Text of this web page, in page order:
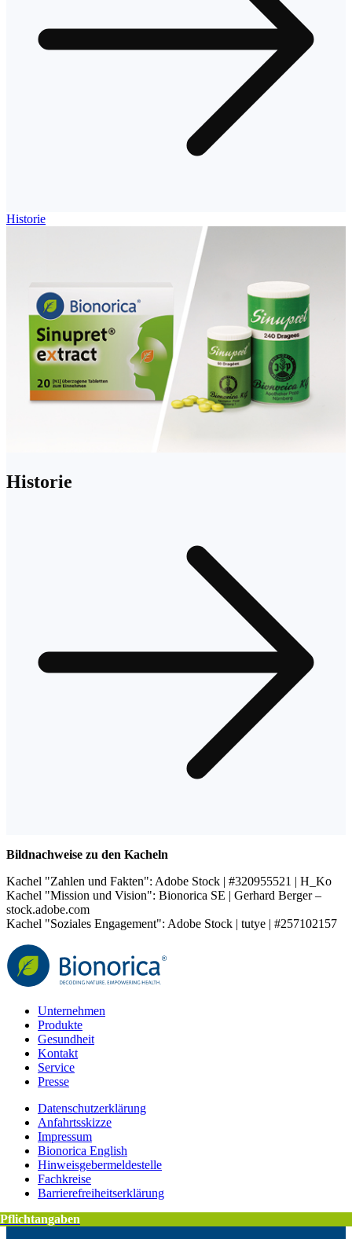
Historie
Historie
Bildnachweise zu den Kacheln
Kachel "Zahlen und Fakten": Adobe Stock | #320955521 | H_Ko
Kachel "Mission und Vision": Bionorica SE | Gerhard Berger –
stock.adobe.com
Kachel "Soziales Engagement": Adobe Stock | tutye | #257102157
Unternehmen
Produkte
Gesundheit
Kontakt
Service
Presse
Datenschutzerklärung
Anfahrtsskizze
Impressum
Bionorica English
Hinweisgebermeldestelle
Fachkreise
Barrierefreiheitserklärung
Pflichtangaben
Pflichtangaben